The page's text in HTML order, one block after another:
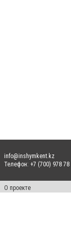
info@inshymkent.kz
Телефон: +7 (700) 978 78
О проекте